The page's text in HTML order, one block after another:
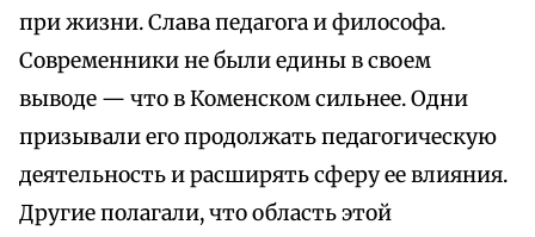
при жизни. Слава педагога и философа.
Современники не были едины в своем
выводе — что в Коменском сильнее. Одни
призывали его продолжать педагогическую
деятельность и расширять сферу ее влияния.
Другие полагали, что область этой